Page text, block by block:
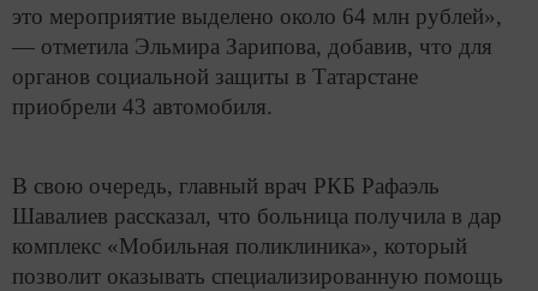
это мероприятие выделено около 64 млн рублей»,
— отметила Эльмира Зарипова, добавив, что для
органов социальной защиты в Татарстане
приобрели 43 автомобиля.
В свою очередь, главный врач РКБ Рафаэль
Шавалиев рассказал, что больница получила в дар
комплекс «Мобильная поликлиника», который
позволит оказывать специализированную помощь